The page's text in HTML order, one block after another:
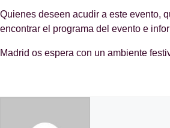
Quienes deseen acudir a este evento,
encontrar el programa del evento e
Madrid os espera con un ambiente